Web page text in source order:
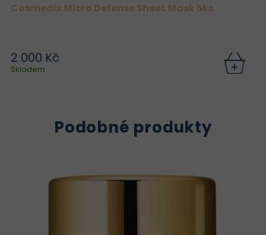
Cosmedix Micro Defense Sheet Mask 5ks
2 000 Kč
Skladem
Podobné produkty